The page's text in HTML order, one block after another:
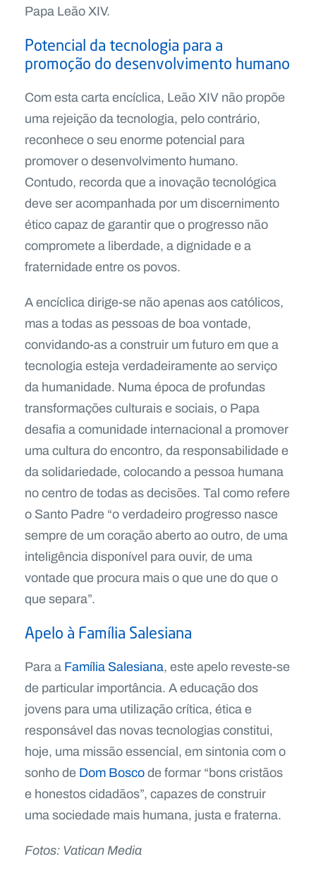
Papa Leão XIV.
Potencial da tecnologia para a
promoção do desenvolvimento humano
Com esta carta encíclica, Leão XIV não propõe
uma rejeição da tecnologia, pelo contrário,
reconhece o seu enorme potencial para
promover o desenvolvimento humano.
Contudo, recorda que a inovação tecnológica
deve ser acompanhada por um discernimento
ético capaz de garantir que o progresso não
compromete a liberdade, a dignidade e a
fraternidade entre os povos.
A encíclica dirige-se não apenas aos católicos,
mas a todas as pessoas de boa vontade,
convidando-as a construir um futuro em que a
tecnologia esteja verdadeiramente ao serviço
da humanidade. Numa época de profundas
transformações culturais e sociais, o Papa
desafia a comunidade internacional a promover
uma cultura do encontro, da responsabilidade e
da solidariedade, colocando a pessoa humana
no centro de todas as decisões. Tal como refere
o Santo Padre “o verdadeiro progresso nasce
sempre de um coração aberto ao outro, de uma
inteligência disponível para ouvir, de uma
vontade que procura mais o que une do que o
que separa”.
Apelo à Família Salesiana
Para aFamília Salesiana, este apelo reveste-se
de particular importância. A educação dos
jovens para uma utilização crítica, ética e
responsável das novas tecnologias constitui,
hoje, uma missão essencial, em sintonia com o
sonho de Dom Boscode formar “bons cristãos
e honestos cidadãos”, capazes de construir
uma sociedade mais humana, justa e fraterna.
Fotos: Vatican Media